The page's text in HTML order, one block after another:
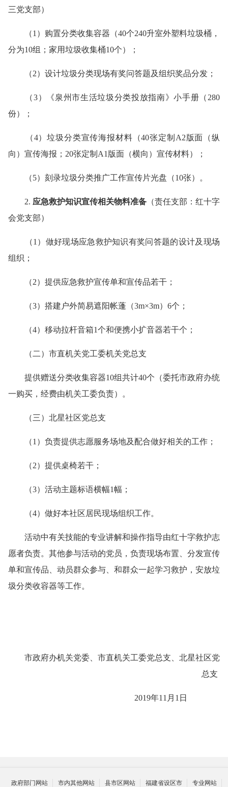
三党支部）
（1 ）购置分类收集容器（40个240升室外塑料垃圾桶，
分为10组；家用垃圾收集桶10个）；
（2）设计垃圾分类现场有奖问答题及组织奖品分发；
（3）《泉州市生活垃圾分类投放指南》小手册（ 280
份）；
（4）垃圾分类宣传海报材料（40张定制 A2版面（纵
向）宣传海报； 20张定制 A1 版面（横向）宣传材料）；
（5）刻录垃圾分类推广工作宣传片光盘（10张）。
2. 应急救护知识宣传相关物料准备 （责任支部：红十字
会党支部）
（1 ）做好现场应急救护知识有奖问答题的设计及现场
组织；
（2）提供应急救护宣传单和宣传品若干；
（3）搭建户外简易遮阳帐蓬（3m×3m） 6个；
（4）移动拉杆音箱1个和便携小扩音器若干个；
（二）市直机关党工委机关党总支
提供赠送分类收集容器10组共计40个（委托市政府办统
一购买，经费由机关工委负责）。
（三）北星社区党总支
（1 ）负责提供志愿服务场地及配合做好相关的工作；
（2）提供桌椅若干；
（3）活动主题标语横幅1幅；
（4）做好本社区居民现场组织工作。
活动中有关技能的专业讲解和操作指导由红十字救护志
愿者负责。其他参与活动的党员，负责现场布置、分发宣传
单和宣传品、动员群众参与、和群众一起学习救护，安放垃
圾分类收容器等工作。
市政府办机关党委、市直机关工委党总支、北星社区党
总支
2019年11 月 1 日
政府部门网站 市内其他网站 县市区网站 福建省设区市 专业网站